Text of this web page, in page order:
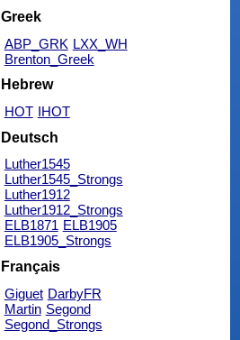
Greek
ABP_GRK LXX_WH
Brenton_Greek
Hebrew
HOT IHOT
Deutsch
Luther1545
Luther1545_Strongs
Luther1912
Luther1912_Strongs
ELB1871 ELB1905
ELB1905_Strongs
Français
Giguet DarbyFR
Martin Segond
Segond_Strongs